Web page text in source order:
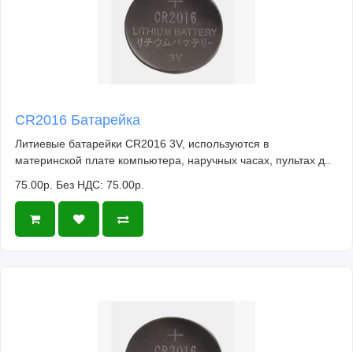
CR2016 Батарейка
Литиевые батарейки CR2016 3V, используются в
материнской плате компьютера, наручных часах, пультах д..
75.00р. Без НДС: 75.00р.